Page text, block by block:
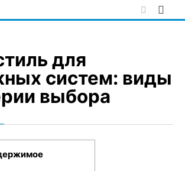
для
систем: виды
выбора